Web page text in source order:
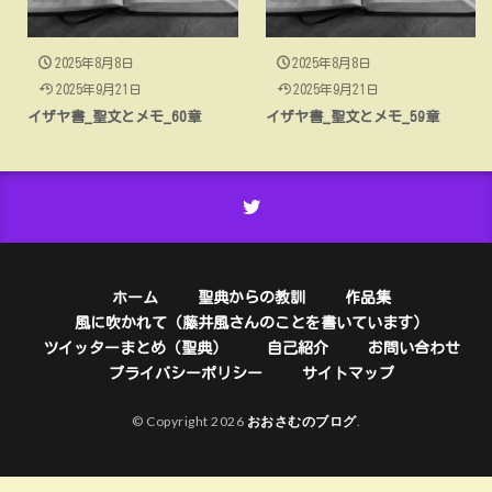
2025年8月8日
2025年9月21日
イザヤ書_聖文とメモ_60章
2025年8月8日
2025年9月21日
イザヤ書_聖文とメモ_59章
ホーム 聖典からの教訓
作品集
風に吹かれて（藤井風さんのことを書いています）
ツイッターまとめ（聖典）
自己紹介
お問い合わせ
プライバシーポリシー
サイトマップ
© Copyright 2026 おおさむのブログ.